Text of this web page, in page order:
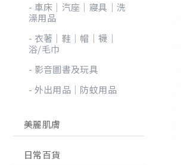
車床│汽座│寢具│洗
澡用品
衣著│鞋│帽│襪│
浴/毛巾
影音圖書及玩具
外出用品│防蚊用品
美麗肌膚
日常百貨